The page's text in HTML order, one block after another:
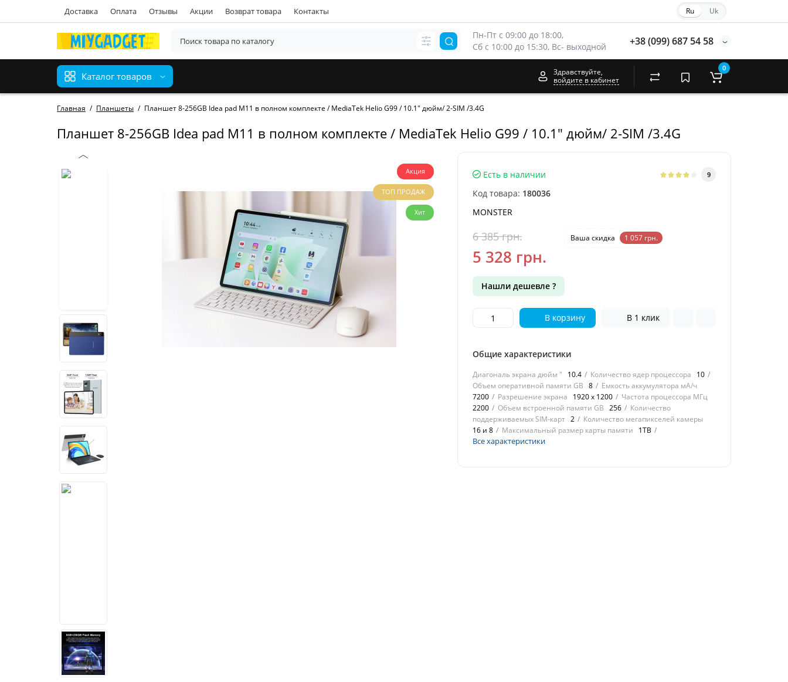
Доставка Оплата Отзывы Акции Возврат товара Контакты Ru Uk
Пн-Пт с 09:00 до 18:00,
Сб с 10:00 до 15:30, Вс- выходной
+38 (099) 687 54 58
Каталог товаров
Здравствуйте,
войдите в кабинет
0
Главная Планшеты Планшет 8-256GB Idea pad M11 в полном комплекте / MediaTek Helio G99 / 10.1" дюйм/ 2-SIМ /3.4G
Планшет 8-256GB Idea pad M11 в полном комплекте / MediaTek Helio G99 / 10.1" дюйм/ 2-SIМ /3.4G
Акция
ТОП ПРОДАЖ
Хит
Есть в наличии 9
Код товара: 180036
MONSTER
6 385 грн. Ваша cкидка 1 057 грн.
5 328 грн.
Нашли дешевле ?
В корзину В 1 клик
Общие характеристики
Диагональ экрана дюйм " 10.4 Количество ядер процессора
10
Объем оперативной памяти GB 8
Емкость аккумулятора мА/ч
7200
Разрешение экрана 1920 х 1200
Частота процессора МГц
2200
Объем встроенной памяти GB 256
Количество
поддерживаемых SIM-карт 2
Количество мегапикселей камеры
16 и 8
Максимальный размер карты памяти 1TB
Все характеристики